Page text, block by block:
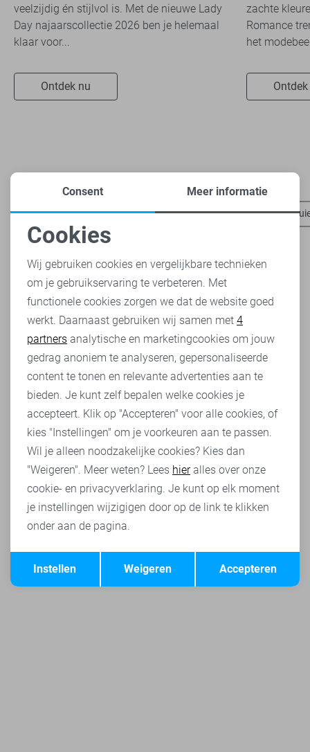
veelzijdig én stijlvol is. Met de nieuwe Lady
Day najaarscollectie 2026 ben je helemaal
klaar voor...
Ontdek nu
zachte
Romance
het
Heb je dit al eens bekeken?
Pieces t-shirts Pieces blazers Pieces tops Pieces
Noodzakelijke cookies
Personalisatie cookies
Analytische cookies
Marketing cookies
Terug Opslaan
Consent Meer informatie
Cookies
Wij gebruiken cookies en vergelijkbare technieken
om je gebruikservaring te verbeteren. Met
functionele cookies zorgen we dat de website goed
werkt. Daarnaast gebruiken wij samen met 4
partners analytische en marketingcookies om jouw
gedrag anoniem te analyseren, gepersonaliseerde
content te tonen en relevante advertenties aan te
bieden. Je kunt zelf bepalen welke cookies je
accepteert. Klik op "Accepteren" voor alle cookies, of
kies "Instellingen" om je voorkeuren aan te passen.
Wil je alleen noodzakelijke cookies? Kies dan
"Weigeren". Meer weten? Lees hieralles over onze
cookie- en privacyverklaring. Je kunt op elk moment
je instellingen wijzigigen door op de link te klikken
onder aan de pagina.
Accepteren
Weigeren
Instellen